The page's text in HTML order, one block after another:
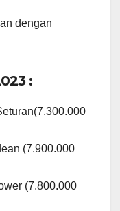
dengan
:
(7.900.000
(7.800.000